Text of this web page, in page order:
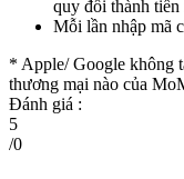
quy đổi thành tiền
Mỗi lần nhập mã
* Apple/ Google không
thương mại nào của
Đánh giá :
5
/0